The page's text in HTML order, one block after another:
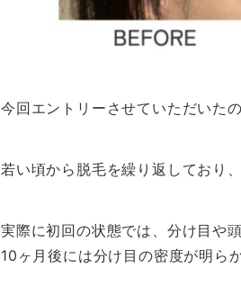
今回エントリーさせていただいた
若い頃から脱毛を繰り返しており
実際に初回の状態では、分け目や
10ヶ月後には分け目の密度が明ら